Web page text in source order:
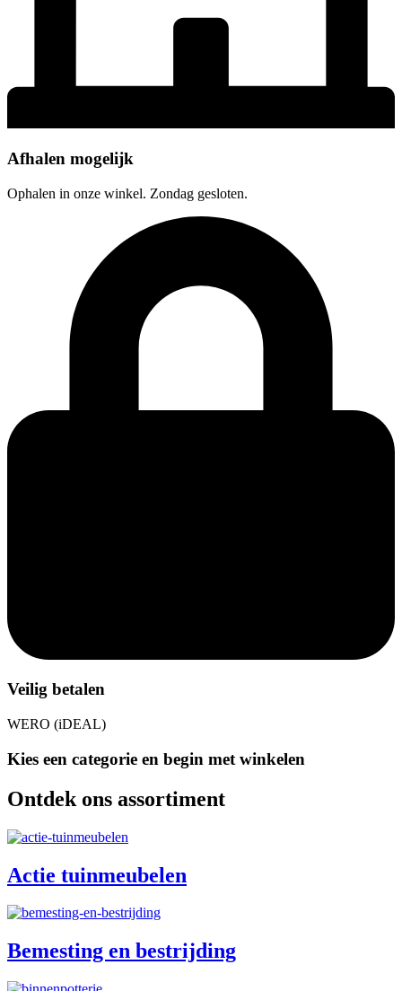
Afhalen mogelijk
Ophalen in onze winkel. Zondag gesloten.
Veilig betalen
WERO (iDEAL)
Kies een categorie en begin met winkelen
Ontdek ons assortiment
Actie tuinmeubelen
Bemesting en bestrijding